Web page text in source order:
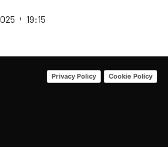
19:15
Privacy Policy Cookie Policy